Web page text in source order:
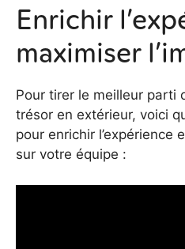
Enrichir
maximiser
Pour tirer le meilleur parti
trésor en extérieur, voici
pour enrichir l’expérience
sur votre équipe :